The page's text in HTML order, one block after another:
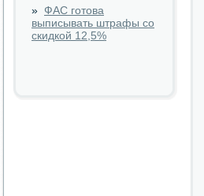
» ФАС готова
выписывать штрафы со
скидкой 12,5%